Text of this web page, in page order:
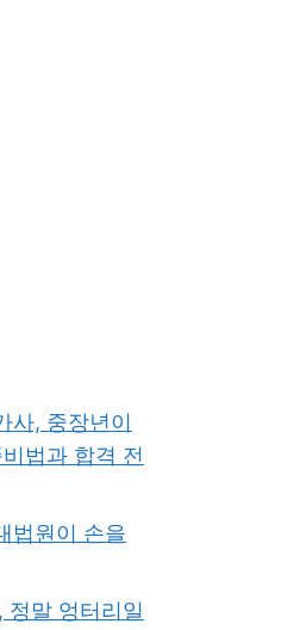
사, 중장년이
법과 합격 전
법원이 손을
정말 엉터리일